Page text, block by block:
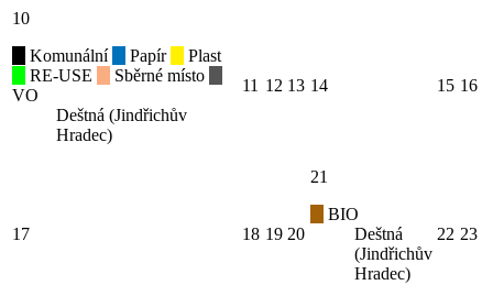
10
Komunální
Papír
Plast
RE-USE
Sběrné místo
VO
Deštná (Jindřichův
Hradec)
11 12 13 14 15 16
17 18 19 20
21
BIO
Deštná
(Jindřichův
Hradec)
22 23